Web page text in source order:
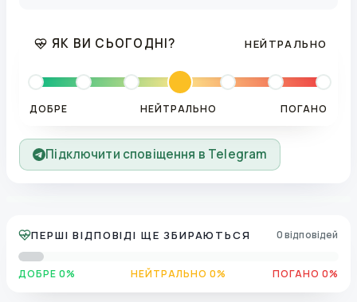
ЯК ВИ СЬОГОДНІ? НЕЙТРАЛЬНО
ДОБРЕ НЕЙТРАЛЬНО ПОГАНО
Підключити сповіщення в Telegram
ПЕРШІ ВІДПОВІДІ ЩЕ ЗБИРАЮТЬСЯ 0 відповідей
ДОБРЕ 0% НЕЙТРАЛЬНО 0% ПОГАНО 0%